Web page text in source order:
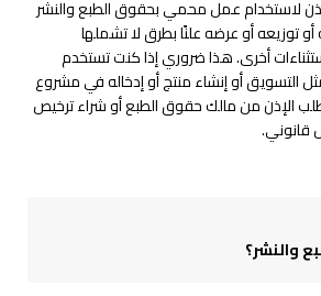
لاستخدام عمل محمي بحقوق الطبع والنشر
أو توزيعه أو عرضه علنًا بطرق لا تشملها
أخرى. هذا ضروري إذا كنت تستخدم
التسويق أو إنشاء منتج أو إدخاله في مشروع
الإذن من مالك حقوق الطبع أو شراء ترخيص
قانوني.
والنشر؟